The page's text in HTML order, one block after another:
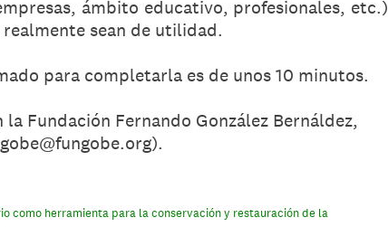
ámbito educativo, profesionales, etc.)
sean de utilidad.
para completarla es de unos 10 minutos.
Fundación Fernando González Bernáldez,
como herramienta para la conservación y restauración de la